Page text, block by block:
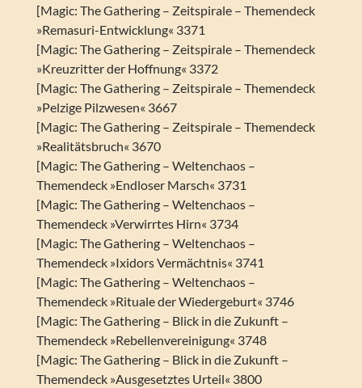
[Magic: The Gathering – Zeitspirale – Themendeck
»Remasuri-Entwicklung« 3371
[Magic: The Gathering – Zeitspirale – Themendeck
»Kreuzritter der Hoffnung« 3372
[Magic: The Gathering – Zeitspirale – Themendeck
»Pelzige Pilzwesen« 3667
[Magic: The Gathering – Zeitspirale – Themendeck
»Realitätsbruch« 3670
[Magic: The Gathering – Weltenchaos –
Themendeck »Endloser Marsch« 3731
[Magic: The Gathering – Weltenchaos –
Themendeck »Verwirrtes Hirn« 3734
[Magic: The Gathering – Weltenchaos –
Themendeck »Ixidors Vermächtnis« 3741
[Magic: The Gathering – Weltenchaos –
Themendeck »Rituale der Wiedergeburt« 3746
[Magic: The Gathering – Blick in die Zukunft –
Themendeck »Rebellenvereinigung« 3748
[Magic: The Gathering – Blick in die Zukunft –
Themendeck »Ausgesetztes Urteil« 3800